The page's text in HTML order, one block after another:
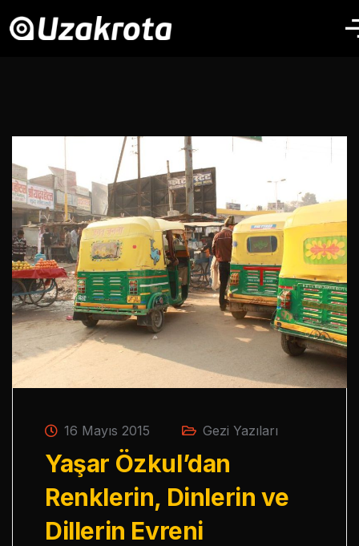
16 Mayıs 2015 Gezi Yazıları
Yaşar Özkul’dan
Renklerin, Dinlerin ve
Dillerin Evreni